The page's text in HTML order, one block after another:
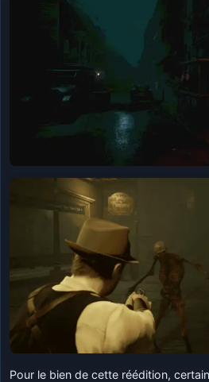
Pour le bien de cette réédition,